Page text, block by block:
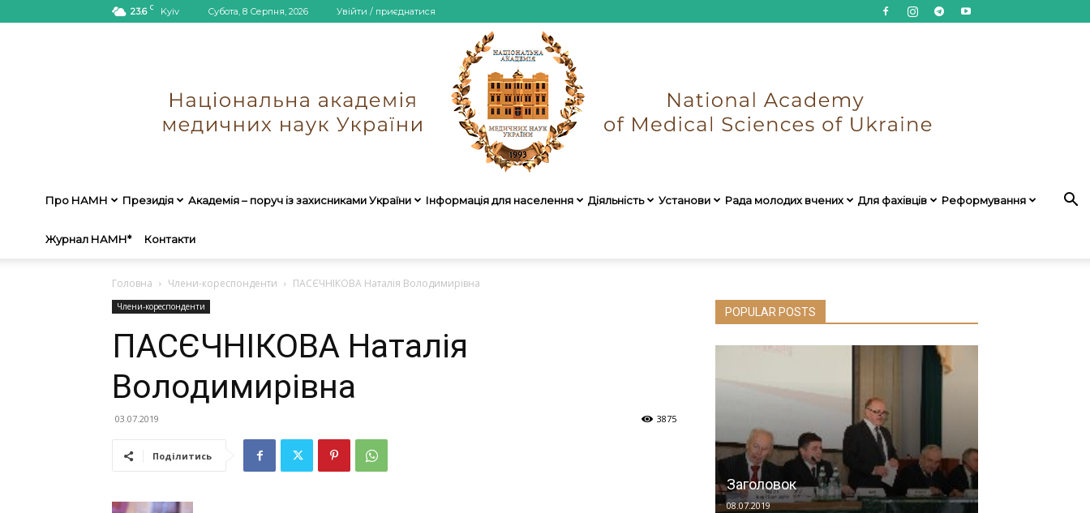
23.6 C Kyiv Субота, 8 Серпня, 2026 Увійти / приєднатися
Про НАМН Президія Академія – поруч із захисниками України Інформація для населення Діяльність Установи Рада молодих вчених Для фахівців Реформування
Журнал НАМН* Контакти
Головна Члени-кореспонденти ПАСЄЧНІКОВА Наталія Володимирівна
Члени-кореспонденти
ПАСЄЧНІКОВА Наталія
Володимирівна
03.07.2019 3875
Поділитись
POPULAR POSTS
Заголовок
08.07.2019